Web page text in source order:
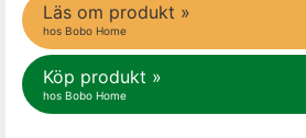
Läs om produkt »
hos Bobo Home
Köp produkt »
hos Bobo Home